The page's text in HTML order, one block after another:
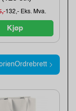
132,- Eks. Mva.
Kjøp